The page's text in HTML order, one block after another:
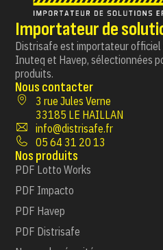
Importateur de
Distrisafe est importateur
Inuteq et Havep, sélectionnées
produits.
Nous contacter
3 rue Jules Verne
33185 LE HAILLAN
info@distrisafe.fr
05 64 31 20 13
Nos produits
PDF Lotto Works
PDF Impacto
PDF Havep
PDF Distrisafe